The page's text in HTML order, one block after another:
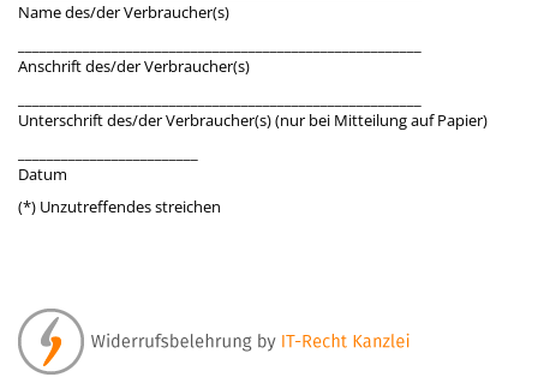
Name des/der Verbraucher(s)
Anschrift des/der Verbraucher(s)
Unterschrift des/der Verbraucher(s) (nur bei Mitteilung auf Papier)
Datum
(*) Unzutreffendes streichen